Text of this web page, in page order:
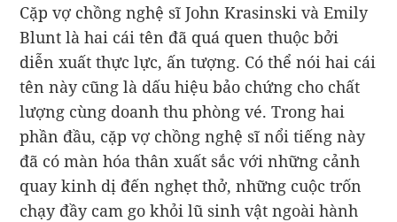
Cặp vợ chồng nghệ sĩ John Krasinski và Emily
Blunt là hai cái tên đã quá quen thuộc bởi
diễn xuất thực lực, ấn tượng. Có thể nói hai cái
tên này cũng là dấu hiệu bảo chứng cho chất
lượng cùng doanh thu phòng vé. Trong hai
phần đầu, cặp vợ chồng nghệ sĩ nổi tiếng này
đã có màn hóa thân xuất sắc với những cảnh
quay kinh dị đến nghẹt thở, những cuộc trốn
chạy đầy cam go khỏi lũ sinh vật ngoài hành